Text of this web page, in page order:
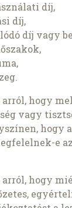
díj,
díj,
díj vagy
arról, hogy
vagy
hogy
e
arról, hogy